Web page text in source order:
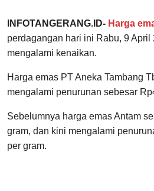
INFOTANGERANG.ID- Harga
perdagangan hari ini Rabu, 9 April
mengalami kenaikan.
Harga emas PT Aneka Tambang
mengalami penurunan sebesar
Sebelumnya harga emas Antam
gram, dan kini mengalami
per gram.